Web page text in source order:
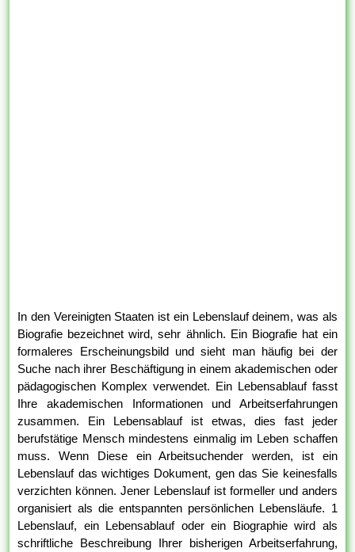
In den Vereinigten Staaten ist ein Lebenslauf deinem, was als
Biografie bezeichnet wird, sehr ähnlich. Ein Biografie hat ein
formaleres Erscheinungsbild und sieht man häufig bei der
Suche nach ihrer Beschäftigung in einem akademischen oder
pädagogischen Komplex verwendet. Ein Lebensablauf fasst
Ihre akademischen Informationen und Arbeitserfahrungen
zusammen. Ein Lebensablauf ist etwas, dies fast jeder
berufstätige Mensch mindestens einmalig im Leben schaffen
muss. Wenn Diese ein Arbeitsuchender werden, ist ein
Lebenslauf das wichtiges Dokument, gen das Sie keinesfalls
verzichten können. Jener Lebenslauf ist formeller und anders
organisiert als die entspannten persönlichen Lebensläufe. 1
Lebenslauf, ein Lebensablauf oder ein Biographie wird als
schriftliche Beschreibung Ihrer bisherigen Arbeitserfahrung,